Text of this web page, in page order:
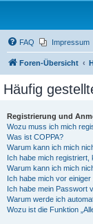
FAQ Impressum
Foren-Übersicht
Häufig
Registrierung und
Wozu muss ich mich
Was ist COPPA?
Warum kann ich mich
Ich habe mich registriert,
Warum kann ich mich
Ich habe mich vor
Ich habe mein Passwort
Warum werde ich
Wozu ist die Funktion